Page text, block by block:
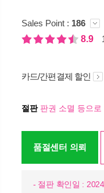
Sales Point : 186
8.9
카드/간편결제 할인
절판판권 소멸 등으로
품절센터 의뢰
- 절판 확인일 :